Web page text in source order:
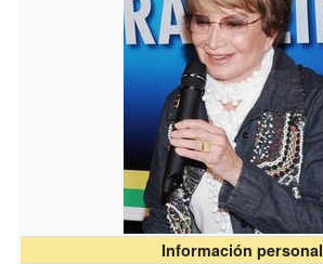
Información personal